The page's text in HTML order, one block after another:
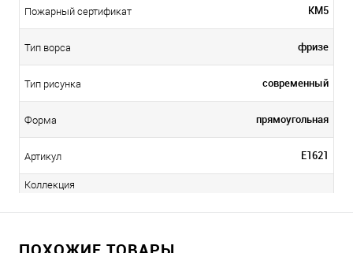
Пожарный сертификат КМ5
Тип ворса фризе
Тип рисунка современный
Форма прямоугольная
Артикул E1621
Коллекция